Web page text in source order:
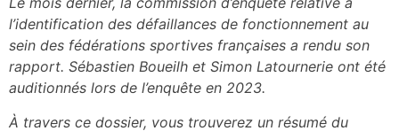
l’identification des défaillances de fonctionnement au
sein des fédérations sportives françaises a rendu son
rapport. Sébastien Boueilh et Simon Latournerie ont été
auditionnés lors de l’enquête en 2023.
À travers ce dossier, vous trouverez un résumé du